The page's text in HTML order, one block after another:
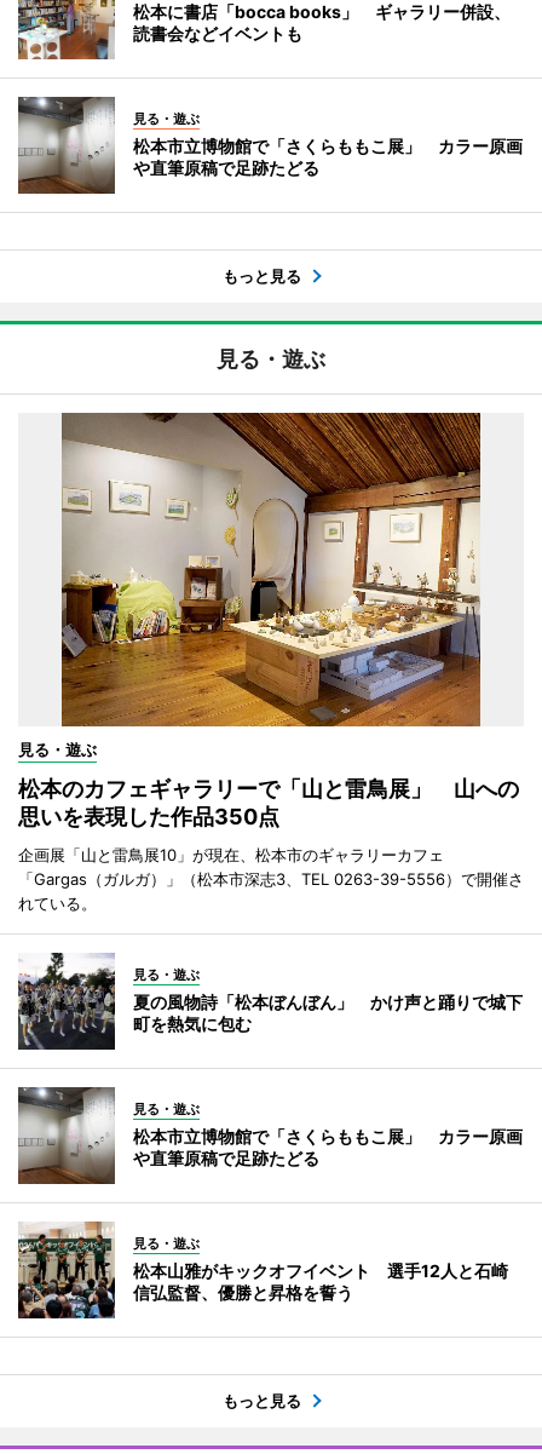
松本に書店「bocca books」 ギャラリー併設、
読書会などイベントも
見る・遊ぶ
松本市立博物館で「さくらももこ展」 カラー原画
や直筆原稿で足跡たどる
もっと見る
見る・遊ぶ
見る・遊ぶ
松本のカフェギャラリーで「山と雷鳥展」 山への
思いを表現した作品350点
企画展「山と雷鳥展10」が現在、松本市のギャラリーカフェ
「Gargas（ガルガ）」（松本市深志3、TEL 0263-39-5556）で開催さ
れている。
見る・遊ぶ
夏の風物詩「松本ぼんぼん」 かけ声と踊りで城下
町を熱気に包む
見る・遊ぶ
松本市立博物館で「さくらももこ展」 カラー原画
や直筆原稿で足跡たどる
見る・遊ぶ
松本山雅がキックオフイベント 選手12人と石崎
信弘監督、優勝と昇格を誓う
もっと見る